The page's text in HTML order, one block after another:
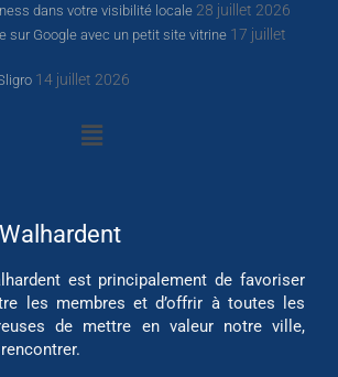
dans votre visibilité locale 28 juillet 2026
sur Google avec un petit site vitrine 17 juillet
14 juillet 2026
est principalement de favoriser
les membres et d’offrir à toutes les
de mettre en valeur notre ville,